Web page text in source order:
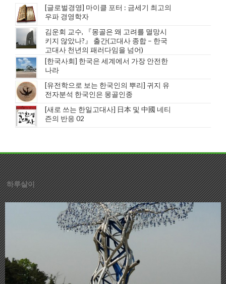
[글로벌경영] 마이클 포터 : 금세기 최고의
우파 경영학자
김운회 교수, 『몽골은 왜 고려를 멸망시
키지 않았나?』 출간(고대사 종합 – 한국
고대사 천년의 패러다임을 넘어)
[한국사회] 한국은 세계에서 가장 안전한
나라
[유전학으로 보는 한국인의 뿌리] 귀지 유
전자분석 한국인은 몽골인종
[새로 쓰는 한일고대사] 日本 및 中國 네티
즌의 반응 02
하루살이